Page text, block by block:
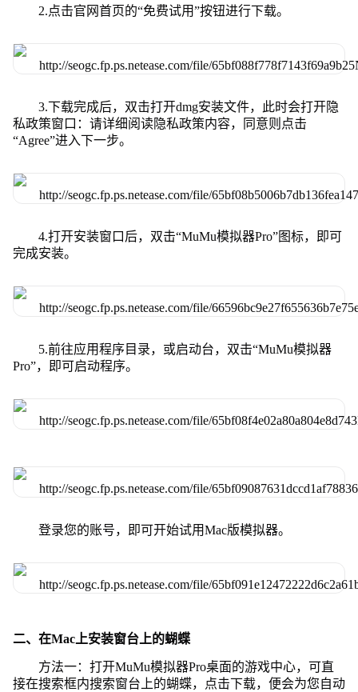
2.点击官网首页的“免费试用”按钮进行下载。
3.下载完成后，双击打开dmg安装文件，此时会打开隐
私政策窗口：请详细阅读隐私政策内容，同意则点击
“Agree”进入下一步。
4.打开安装窗口后，双击“MuMu模拟器Pro”图标，即可
完成安装。
5.前往应用程序目录，或启动台，双击“MuMu模拟器
Pro”，即可启动程序。
登录您的账号，即可开始试用Mac版模拟器。
二、在Mac上安装窗台上的蝴蝶
方法一：打开MuMu模拟器Pro桌面的游戏中心，可直
接在搜索框内搜索窗台上的蝴蝶，点击下载，便会为您自动